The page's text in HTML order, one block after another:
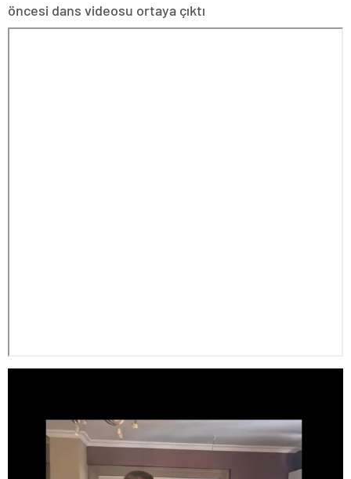
öncesi dans videosu ortaya çıktı